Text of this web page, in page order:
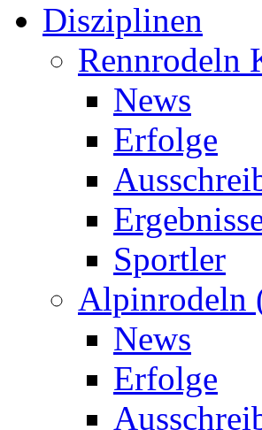
Disziplinen
Rennrodeln
News
Erfolge
Sportler
Alpinrodeln
News
Erfolge